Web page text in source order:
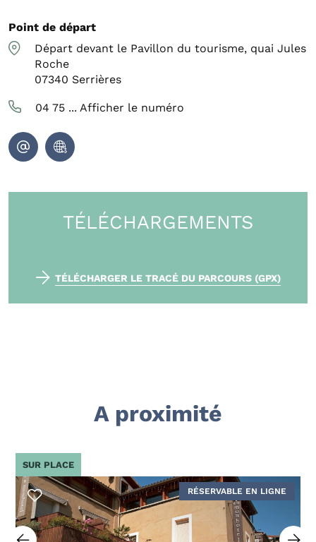
Point de départ
Départ devant le Pavillon du tourisme, quai Jules
Roche
07340 Serrières
04 75 ... Afficher le numéro
TÉLÉCHARGEMENTS
TÉLÉCHARGER LE TRACÉ DU PARCOURS (GPX)
A proximité
RÉSERVABLE EN LIGNE
SUR PLACE